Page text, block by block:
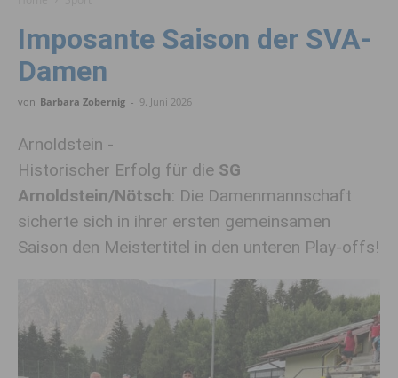
Imposante Saison der SVA-
Damen
von Barbara Zobernig - 9. Juni 2026
Arnoldstein -
Historischer Erfolg für die SG
Arnoldstein/Nötsch: Die Damenmannschaft
sicherte sich in ihrer ersten gemeinsamen
Saison den Meistertitel in den unteren Play-offs!